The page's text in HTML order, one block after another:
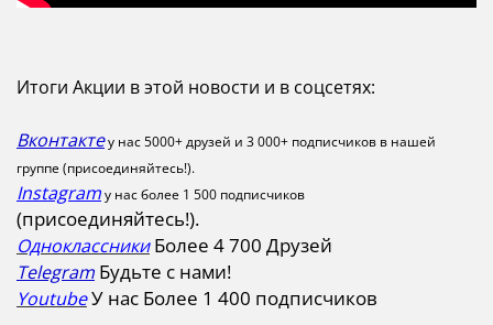
Итоги Акции в этой новости и в соцсетях:
Вконтактеу нас 5000+ друзей и 3 000+ подписчиков в нашей
группе (присоединяйтесь!).
Instagramу нас более 1 500 подписчиков
(присоединяйтесь!).
Одноклассники Более 4 700 Друзей
Telegram Будьте с нами!
YoutubeУ нас Более 1 400 подписчиков